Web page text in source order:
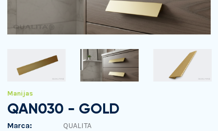
Manijas
QAN030 - GOLD
Marca:
QUALITA